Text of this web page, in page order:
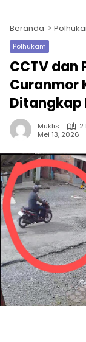
Beranda
Polhukam
CCTV dan
Curanmor
Ditangkap
Muklis
2
Mei 13, 2026